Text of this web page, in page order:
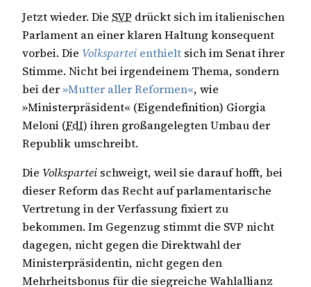
Jetzt wieder. Die SVP drückt sich im italienischen
Parlament an einer klaren Haltung konsequent
vorbei. Die Volkspartei enthielt sich im Senat ihrer
Stimme. Nicht bei irgendeinem Thema, sondern
bei der»Mutter aller Reformen«, wie
»Ministerpräsident« (Eigendefinition) Giorgia
Meloni (FdI) ihren großangelegten Umbau der
Republik umschreibt.
Die Volkspartei schweigt, weil sie darauf hofft, bei
dieser Reform das Recht auf parlamentarische
Vertretung in der Verfassung fixiert zu
bekommen. Im Gegenzug stimmt die SVP nicht
dagegen, nicht gegen die Direktwahl der
Ministerpräsidentin, nicht gegen den
Mehrheitsbonus für die siegreiche Wahlallianz